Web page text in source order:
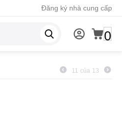
Đăng ký nhà cung cấp
0
11 của 13